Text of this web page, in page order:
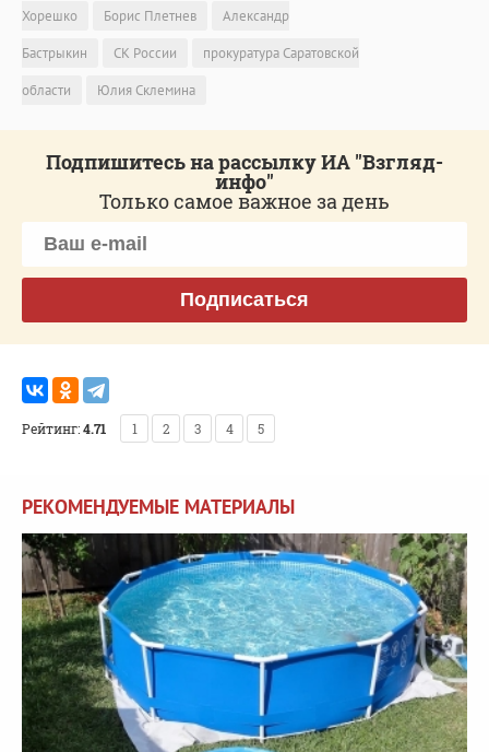
Хорешко
Борис Плетнев
Александр
Бастрыкин
СК России
прокуратура Саратовской
области
Юлия Склемина
Подпишитесь на рассылку ИА "Взгляд-
инфо"
Только самое важное за день
Подписаться
Рейтинг:4.71 1 2 3 4 5
РЕКОМЕНДУЕМЫЕ МАТЕРИАЛЫ